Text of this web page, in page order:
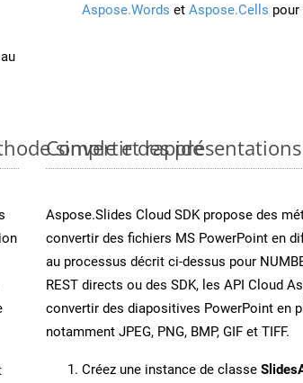
Aspose.Words et Aspose.Cells pour
simple et rapide
Convertir des
Aspose.Slides Cloud SDK propose des
convertir des fichiers MS PowerPoint en
au processus décrit ci-dessus pour
REST directs ou des SDK, les API Cloud
convertir des diapositives PowerPoint en
notamment JPEG, PNG, BMP, GIF et TIFF.
Créez une instance de classe